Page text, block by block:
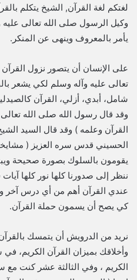
لغتكم لغة القرآن, الشيخ يتكلم
وكيل الرسول صلى الله تعالى عليه
يأمر بالمعروف وينهى عن المنكر.
على الإنسان أن يتصور نزول
تعالى عليه وآله وسلم لكي يشعر
شامل، أبدي، أزلي، القرآن
وقد قال رسول الله صلى الله
القرآن وعلمه ) وقد قال السيد
الحسيني قدس سره العزيز ( مشايخنا
يقومون بالسلوك بصورة صحيحة
ننظر إلى صدورنا كلها نور كلها
عندي القرآن أهم من أي درس آخر
كي يصح أن يسمون حملة القرآن.
نريد من الدرويش أن يتمسك
وأخلاقك بميزان القرآن الكريم،
الكريم ، وفي الثالثة عشر كنت مع